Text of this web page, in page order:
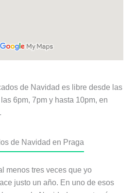
de Navidad es libre desde las
6pm, 7pm y hasta 10pm, en
de Navidad en Praga
menos tres veces que yo
justo un año. En uno de esos